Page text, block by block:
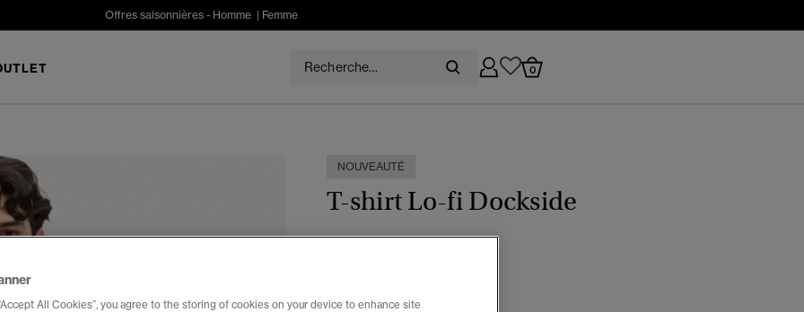
Offres saisonnières - Homme| Femme
0
NOUVEAUTÉ
T-shirt Lo-fi Dockside
€39.99
All Cookies”, you agree to the storing of cookies on your device to enhance site